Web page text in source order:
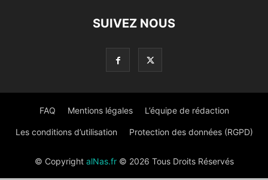
SUIVEZ NOUS
FAQ Mentions légales L’équipe de rédaction
Les conditions d’utilisation Protection des données (RGPD)
© Copyright alNas.fr© 2026 Tous Droits Réservés